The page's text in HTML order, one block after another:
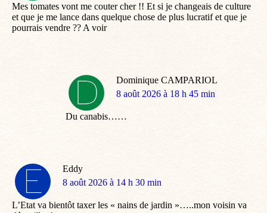
Mes tomates vont me couter cher !! Et si je changeais de culture
et que je me lance dans quelque chose de plus lucratif et que je
pourrais vendre ?? A voir
Dominique CAMPARIOL
dit
8 août 2026 à 18 h 45 min
Du canabis……
Eddy
dit
8 août 2026 à 14 h 30 min
L’Etat va bientôt taxer les « nains de jardin »…..mon voisin va